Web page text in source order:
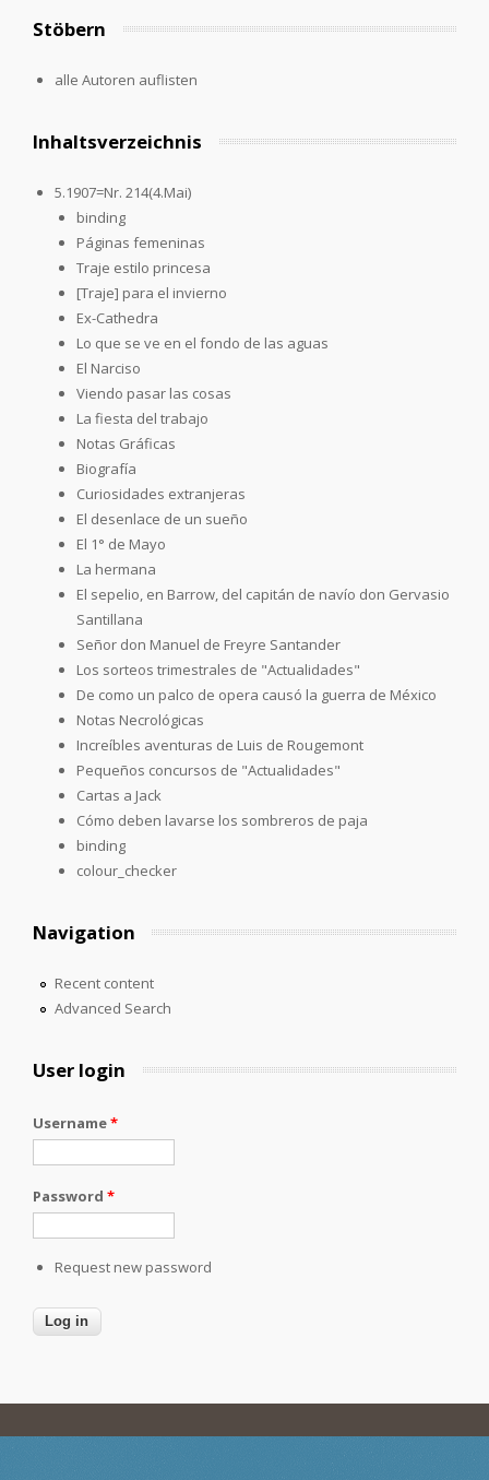
Stöbern
alle Autoren auflisten
Inhaltsverzeichnis
5.1907=Nr. 214(4.Mai)
binding
Páginas femeninas
Traje estilo princesa
[Traje] para el invierno
Ex-Cathedra
Lo que se ve en el fondo de las aguas
El Narciso
Viendo pasar las cosas
La fiesta del trabajo
Notas Gráficas
Biografía
Curiosidades extranjeras
El desenlace de un sueño
El 1° de Mayo
La hermana
El sepelio, en Barrow, del capitán de navío don Gervasio
Santillana
Señor don Manuel de Freyre Santander
Los sorteos trimestrales de "Actualidades"
De como un palco de opera causó la guerra de México
Notas Necrológicas
Increíbles aventuras de Luis de Rougemont
Pequeños concursos de "Actualidades"
Cartas a Jack
Cómo deben lavarse los sombreros de paja
binding
colour_checker
Navigation
Recent content
Advanced Search
User login
Username*
Password *
Request new password